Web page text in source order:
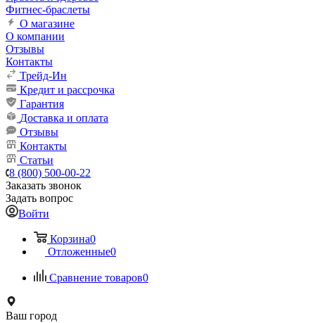
Фитнес-браслеты
О магазине
О компании
Отзывы
Контакты
Трейд-Ин
Кредит и рассрочка
Гарантия
Доставка и оплата
Отзывы
Контакты
Статьи
8 (800) 500-00-22
Заказать звонок
Задать вопрос
Войти
Корзина0
Отложенные0
Сравнение товаров0
Ваш город